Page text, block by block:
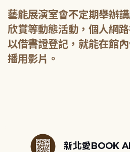
藝能展演室會不定期舉辦
欣賞等動態活動，個人網
以借書證登記，就能在館
播用影片。
新北愛BOOK